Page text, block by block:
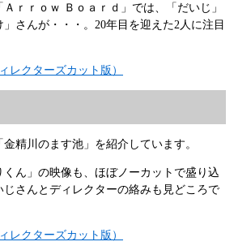
ｒｒｏｗ Ｂｏａｒｄ」では、「だいじ」
さんが・・・。20年目を迎えた2人に注目
レクターズカット版）
精川のます池」を紹介しています。
ん」の映像も、ほぼノーカットで盛り込
さんとディレクターの絡みも見どころで
レクターズカット版）